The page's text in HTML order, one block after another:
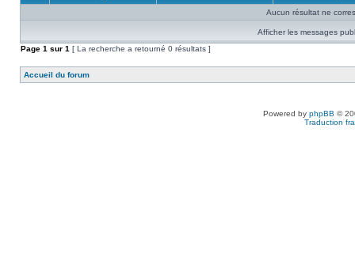
Aucun résultat ne
Afficher les messages
Page 1 sur 1 [ La recherche a retourné 0 résultats ]
Accueil du forum
Powered by phpBB ©
Traduction